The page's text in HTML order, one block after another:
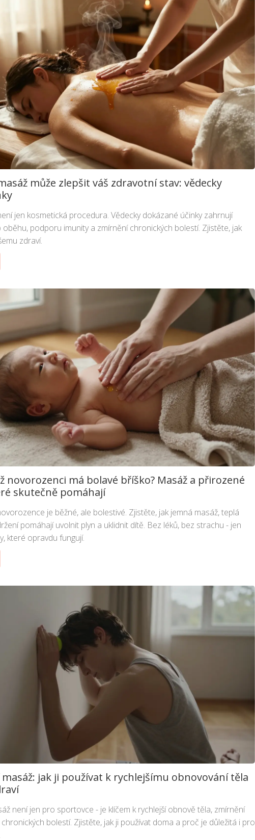
může zlepšit váš zdravotní stav: vědecky
jen kosmetická procedura. Vědecky dokázané účinky zahrnují
oběhu, podporu imunity a zmírnění chronických bolestí. Zjistěte, jak
zdraví.
novorozenci má bolavé bříško? Masáž a přirozené
skutečně pomáhají
je běžné, ale bolestivé. Zjistěte, jak jemná masáž, teplá
pomáhají uvolnit plyn a uklidnit dítě. Bez léků, bez strachu - jen
které opravdu fungují.
masáž: jak ji používat k rychlejšímu obnovování těla
není jen pro sportovce - je klíčem k rychlejší obnově těla, zmírnění
bolestí. Zjistěte, jak ji používat doma a proč je důležitá i pro